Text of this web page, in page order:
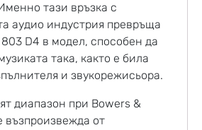
тази връзка с
аудио индустрия превръща
D4 в модел, способен да
така, както е била
и звукорежисьора.
диапазон при Bowers &
възпроизвежда от